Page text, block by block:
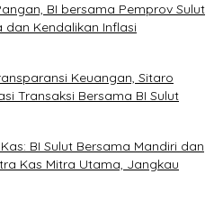
BI bersama Pemprov Sulut
Kendalikan Inflasi
Keuangan, Sitaro
Transaksi Bersama BI Sulut
BI Sulut Bersama Mandiri dan
Kas Mitra Utama, Jangkau